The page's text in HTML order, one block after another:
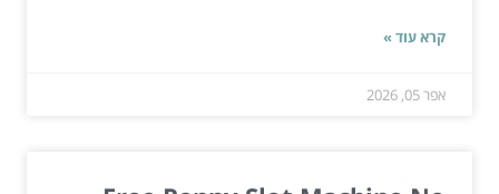
קרא עוד »
אפר 05, 2026